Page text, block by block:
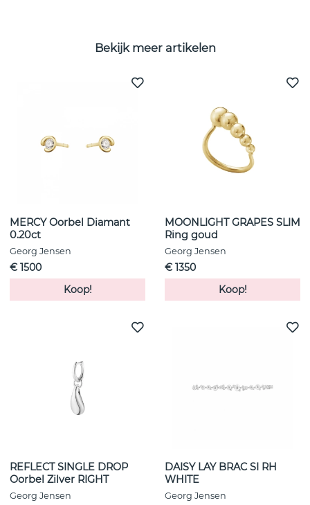
Bekijk meer artikelen
MERCY Oorbel Diamant
0.20ct
Georg Jensen
€ 1500
Koop!
MOONLIGHT GRAPES SLIM
Ring goud
Georg Jensen
€ 1350
Koop!
REFLECT SINGLE DROP
Oorbel Zilver RIGHT
Georg Jensen
DAISY LAY BRAC SI RH
WHITE
Georg Jensen